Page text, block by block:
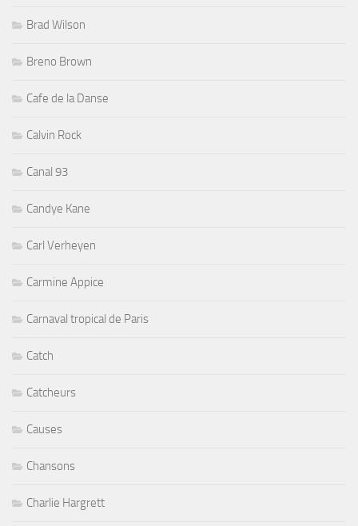
Brad Wilson
Breno Brown
Cafe de la Danse
Calvin Rock
Canal 93
Candye Kane
Carl Verheyen
Carmine Appice
Carnaval tropical de Paris
Catch
Catcheurs
Causes
Chansons
Charlie Hargrett